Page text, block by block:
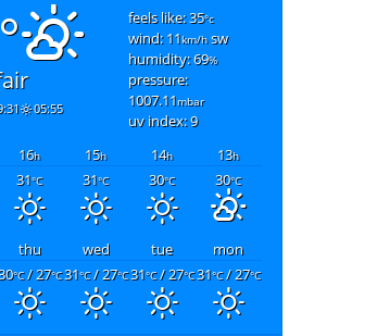
05:55
EEST
feels like: 35°c
wind: 11km/hsw
humidity: 69%
pressure:
1007.11mbar
uv index: 9
13h
14h
15h
16h
30°C
30°C
31°C
31°C
mon
tue
wed
thu
31°C/ 27°C
31°C/ 27°C
31°C/ 27°C
°C/ 27°C